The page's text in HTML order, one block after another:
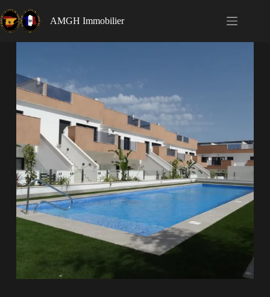
AMGH Immobilier